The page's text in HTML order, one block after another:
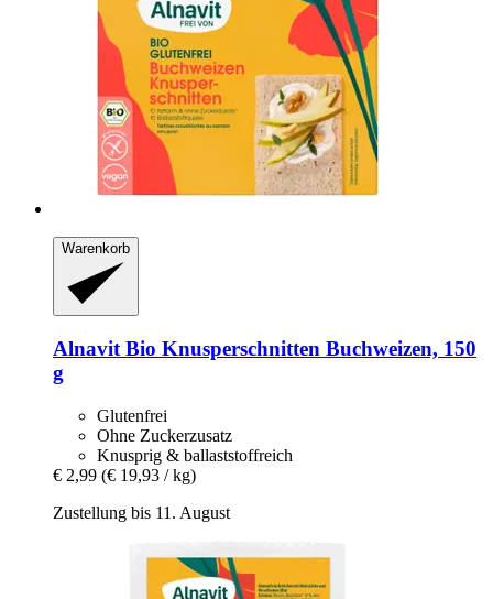
Warenkorb
Alnavit Bio Knusperschnitten Buchweizen, 150
g
Glutenfrei
Ohne Zuckerzusatz
Knusprig & ballaststoffreich
€ 2,99 (€ 19,93 / kg)
Zustellung bis 11. August